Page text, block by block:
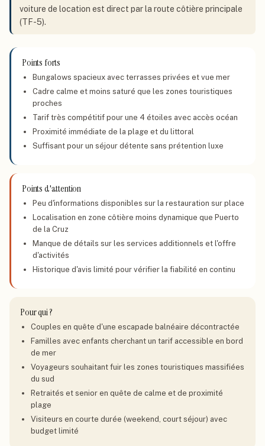
voiture de location est direct par la route côtière principale
(TF-5).
Points forts
Bungalows spacieux avec terrasses privées et vue mer
Cadre calme et moins saturé que les zones touristiques
proches
Tarif très compétitif pour une 4 étoiles avec accès océan
Proximité immédiate de la plage et du littoral
Suffisant pour un séjour détente sans prétention luxe
Points d'attention
Peu d'informations disponibles sur la restauration sur place
Localisation en zone côtière moins dynamique que Puerto
de la Cruz
Manque de détails sur les services additionnels et l'offre
d'activités
Historique d'avis limité pour vérifier la fiabilité en continu
Pour qui ?
Couples en quête d'une escapade balnéaire décontractée
Familles avec enfants cherchant un tarif accessible en bord
de mer
Voyageurs souhaitant fuir les zones touristiques massifiées
du sud
Retraités et senior en quête de calme et de proximité
plage
Visiteurs en courte durée (weekend, court séjour) avec
budget limité